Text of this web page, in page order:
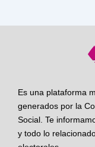
Es una plataforma
generados por la
Social. Te
y todo lo